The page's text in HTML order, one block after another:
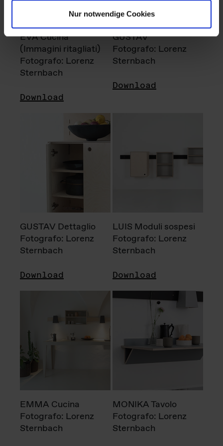
Nur notwendige Cookies
EVA Cucina
(Immagini ritagliati)
Fotografo: Lorenz
Sternbach
Download
GUSTAV
Fotografo: Lorenz
Sternbach
Download
GUSTAV Dettaglio
Fotografo: Lorenz
Sternbach
Download
LUIS Moduli sospesi
Fotografo: Lorenz
Sternbach
Download
EMMA Cucina
Fotografo: Lorenz
Sternbach
MONIKA Tavolo
Fotografo: Lorenz
Sternbach